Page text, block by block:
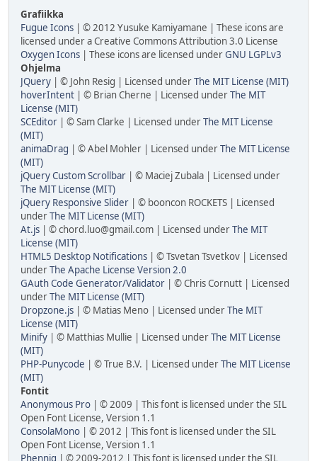
Grafiikka
Fugue Icons | © 2012 Yusuke Kamiyamane | These icons are
licensed under a Creative Commons Attribution 3.0 License
Oxygen Icons | These icons are licensed underGNU LGPLv3
Ohjelma
JQuery | © John Resig | Licensed underThe MIT License (MIT)
hoverIntent | © Brian Cherne | Licensed underThe MIT
License (MIT)
SCEditor | © Sam Clarke | Licensed underThe MIT License
(MIT)
animaDrag | © Abel Mohler | Licensed underThe MIT License
(MIT)
jQuery Custom Scrollbar | © Maciej Zubala | Licensed under
The MIT License (MIT)
jQuery Responsive Slider | © booncon ROCKETS | Licensed
underThe MIT License (MIT)
At.js | © chord.luo@gmail.com | Licensed underThe MIT
License (MIT)
HTML5 Desktop Notifications | © Tsvetan Tsvetkov | Licensed
underThe Apache License Version 2.0
GAuth Code Generator/Validator | © Chris Cornutt | Licensed
underThe MIT License (MIT)
Dropzone.js | © Matias Meno | Licensed underThe MIT
License (MIT)
Minify | © Matthias Mullie | Licensed underThe MIT License
(MIT)
PHP-Punycode | © True B.V. | Licensed underThe MIT License
(MIT)
Fontit
Anonymous Pro | © 2009 | This font is licensed under the SIL
Open Font License, Version 1.1
ConsolaMono | © 2012 | This font is licensed under the SIL
Open Font License, Version 1.1
Phennig | © 2009-2012 | This font is licensed under the SIL